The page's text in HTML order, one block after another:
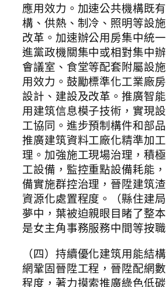
應用效力。加速公共機構既
構、供熱、制冷、照明等設
改革。加速辦公用房集中統
進黨政機關集中或相對集中
會議室、食堂等配套附屬設
用效力。鼓勵標準化工業廠
設計、建設及改革。推廣智
用建筑信息模子技術，實現
工協同。進步預制構件和部
推廣建筑資料工廠化精準加
理。加強施工現場治理，積
工設備，監控重點設備耗能
備實施群控治理，晉陞建筑
資源化處置程度。（縣住建
夢中，葉被迫親眼目睹了整
是女主角事務服務中間等按職
（四）持續優化建筑用能結
網鞏固晉陞工程，晉陞配網
程度，著力摸索推廣綠色低